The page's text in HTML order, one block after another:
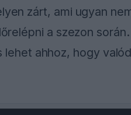
zárt, ami ugyan
a szezon
ahhoz, hogy